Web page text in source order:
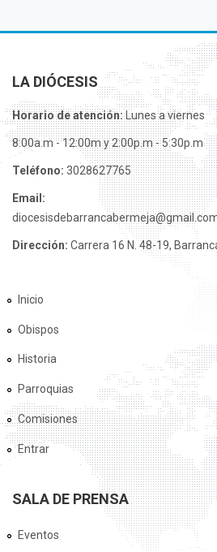
LA DIÓCESIS
Horario de atención:Lunes a viernes
8:00a.m - 12:00m y 2:00p.m - 5:30p.m
Teléfono: 3028627765
Email:
Dirección: Carrera 16 N. 48-19,
Inicio
Obispos
Historia
Parroquias
Comisiones
Entrar
SALA DE PRENSA
Eventos